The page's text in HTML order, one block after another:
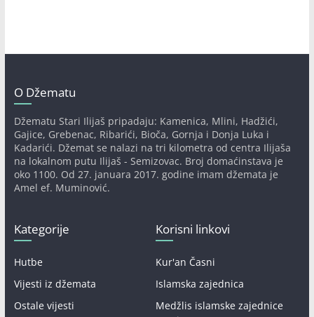
O Džematu
Džematu Stari Ilijaš pripadaju: Kamenica, Mlini, Hadžići,
Gajice, Grebenac, Ribarići, Bioča, Gornja i Donja Luka i
Kadarići. Džemat se nalazi na tri kilometra od centra Ilijaša
na lokalnom putu Ilijaš - Semizovac. Broj domaćinstava je
oko 1100. Od 27. januara 2017. godine imam džemata je
Amel ef. Muminović.
Kategorije
Hutbe
Vijesti iz džemata
Ostale vijesti
Korisni linkovi
Kur'an Časni
Islamska zajednica
Medžlis islamske zajednice